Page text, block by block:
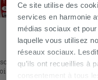
Ce site utilise des
services en harmonie
médias sociaux et
laquelle vous utilisez
réseaux sociaux.
qu’ils ont recueillies à
consentement à tous
silicone acétique
transparent